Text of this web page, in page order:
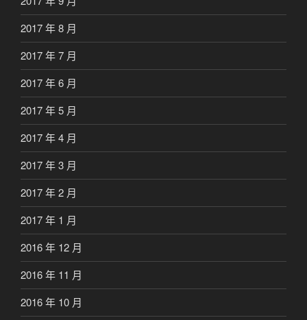
2017 年 8 月
2017 年 7 月
2017 年 6 月
2017 年 5 月
2017 年 4 月
2017 年 3 月
2017 年 2 月
2017 年 1 月
2016 年 12 月
2016 年 11 月
2016 年 10 月